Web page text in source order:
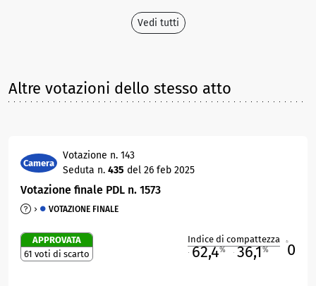
Vedi tutti
Altre votazioni dello stesso atto
Camera
Votazione n. 143
Seduta n. 435 del 26 feb 2025
Votazione finale PDL n. 1573
VOTAZIONE FINALE
APPROVATA
61 voti di scarto
Indice di compattezza
62,4% 36,1% 0